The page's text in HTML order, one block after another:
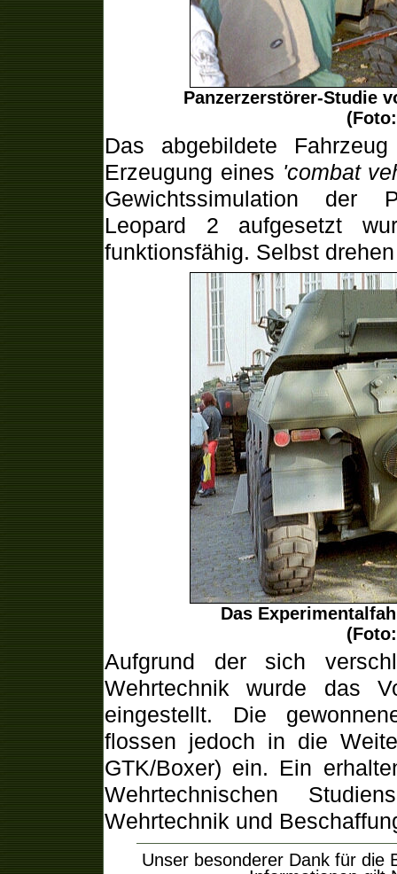
Panzerzerstörer-Studie
Das abgebildete
Erzeugung eines 'combat
Gewichtssimulation der
Leopard 2 aufgesetzt
funktionsfähig. Selbst
Das
Aufgrund der sich
Wehrtechnik wurde das
eingestellt. Die
flossen jedoch in die
GTK/Boxer) ein. Ein
Wehrtechnischen
Wehrtechnik und
Unser besonderer Dank für die